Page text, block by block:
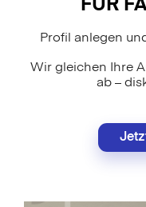
FÜR
Profil anlegen
Wir gleichen Ihre
ab –